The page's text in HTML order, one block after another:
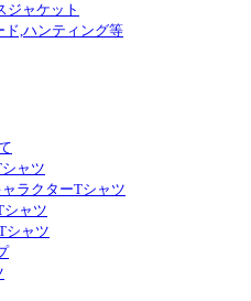
ジャケット
ド,ハンティング等
ャツ
ャラクターTシャツ
シャツ
シャツ